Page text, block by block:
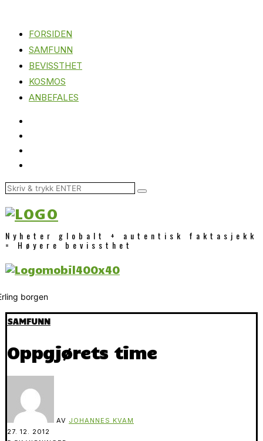
FORSIDEN
SAMFUNN
BEVISSTHET
KOSMOS
ANBEFALES
Nyheter globalt + autentisk faktasjekk
= Høyere bevissthet
SAMFUNN
Oppgjørets time
AV JOHANNES KVAM
27. 12. 2012